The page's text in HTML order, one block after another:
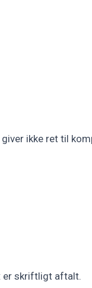
ikke ret til
er skriftligt aftalt.